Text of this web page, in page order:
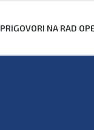
PRIGOVORI NA RAD